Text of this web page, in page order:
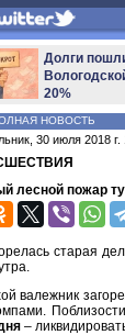
Долги
20%
НОВОСТЬ
30 июля 2018 г.
лесной пожар
старая
валежник
–